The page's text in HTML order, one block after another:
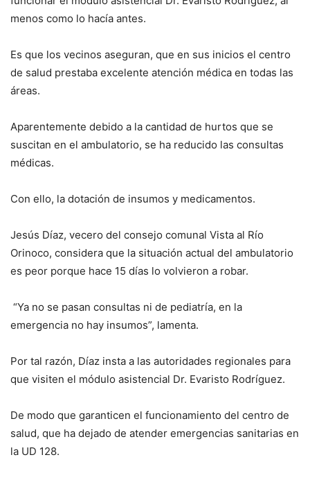
menos como lo hacía antes.
Es que los vecinos aseguran, que en sus inicios el centro
de salud prestaba excelente atención médica en todas las
áreas.
Aparentemente debido a la cantidad de hurtos que se
suscitan en el ambulatorio, se ha reducido las consultas
médicas.
Con ello, la dotación de insumos y medicamentos.
Jesús Díaz, vecero del consejo comunal Vista al Río
Orinoco, considera que la situación actual del ambulatorio
es peor porque hace 15 días lo volvieron a robar.
“Ya no se pasan consultas ni de pediatría, en la
emergencia no hay insumos”, lamenta.
Por tal razón, Díaz insta a las autoridades regionales para
que visiten el módulo asistencial Dr. Evaristo Rodríguez.
De modo que garanticen el funcionamiento del centro de
salud, que ha dejado de atender emergencias sanitarias en
la UD 128.